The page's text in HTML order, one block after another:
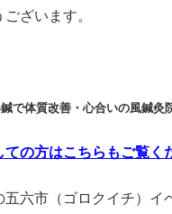
ざいます。
で体質改善・心合いの風鍼灸
ての方はこちらもご覧く
五六市（ゴロクイチ）イ